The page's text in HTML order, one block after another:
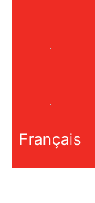
Français